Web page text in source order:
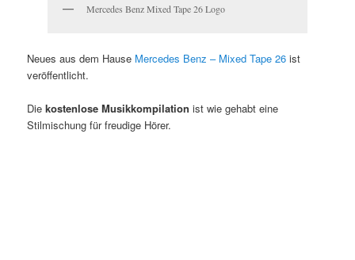
Mercedes Benz Mixed Tape 26 Logo
Neues aus dem Hause Mercedes Benz – Mixed Tape 26 ist
veröffentlicht.
Diekostenlose Musikkompilation ist wie gehabt eine
Stilmischung für freudige Hörer.